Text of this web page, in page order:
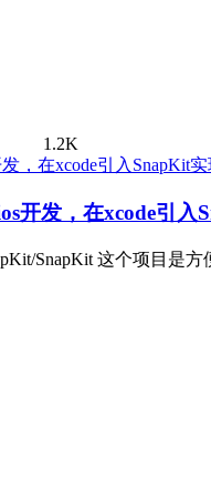
1.2K
开发，在xcode引
SnapKit 这个项目